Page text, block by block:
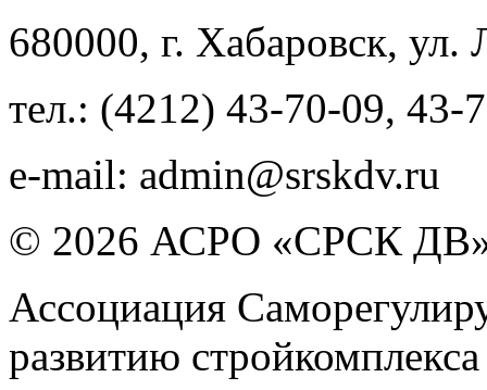
680000, г. Хабаровск, ул.
тел.: (4212) 43-70-09, 43-
e-mail: admin@srskdv.ru
© 2026 АСРО «СРСК
Ассоциация
развитию